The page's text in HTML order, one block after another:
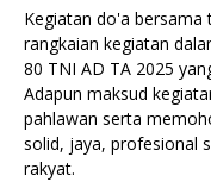
Kegiatan do'a bersama
rangkaian kegiatan
80 TNI AD TA 2025
Adapun maksud
pahlawan serta
solid, jaya, profesional
rakyat.